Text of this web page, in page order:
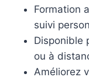
Formation
suivi
Disponible
ou à
Améliorez